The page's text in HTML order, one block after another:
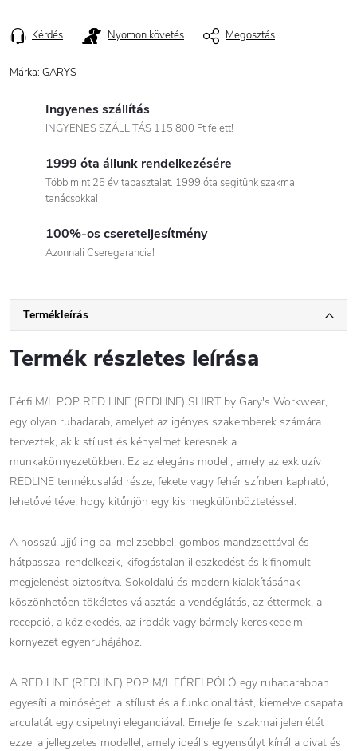
Kérdés Nyomon követés Megosztás
Márka: GARYS
Ingyenes szállítás
INGYENES SZÁLLITÁS 115 800 Ft felett!
1999 óta állunk rendelkezésére
Több mint 25 év tapasztalat. 1999 óta segitünk szakmai
tanácsokkal
100%-os csereteljesítmény
Azonnali Cseregarancia!
Termékleírás
Termék részletes leírása
Férfi M/L POP RED LINE (REDLINE) SHIRT by Gary's Workwear,
egy olyan ruhadarab, amelyet az igényes szakemberek számára
terveztek, akik stílust és kényelmet keresnek a
munkakörnyezetükben. Ez az elegáns modell, amely az exkluzív
REDLINE termékcsalád része, fekete vagy fehér színben kapható,
lehetővé téve, hogy kitűnjön egy kis megkülönböztetéssel.
A hosszú ujjú ing bal mellzsebbel, gombos mandzsettával és
hátpasszal rendelkezik, kifogástalan illeszkedést és kifinomult
megjelenést biztosítva. Sokoldalú és modern kialakításának
köszönhetően tökéletes választás a vendéglátás, az éttermek, a
recepció, a közlekedés, az irodák vagy bármely kereskedelmi
környezet egyenruhájához.
A RED LINE (REDLINE) POP M/L FÉRFI PÓLÓ egy ruhadarabban
egyesíti a minőséget, a stílust és a funkcionalitást, kiemelve csapata
arculatát egy csipetnyi eleganciával. Emelje fel szakmai jelenlétét
ezzel a jellegzetes modellel, amely ideális egyensúlyt kínál a divat és